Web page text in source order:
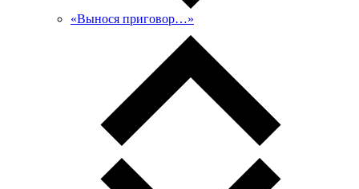
«Вынося приговор…»